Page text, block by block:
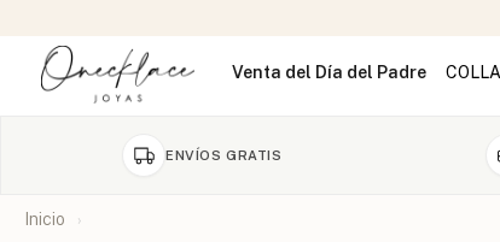
Venta del Día del Padre
ENVÍOS GRATIS
Inicio